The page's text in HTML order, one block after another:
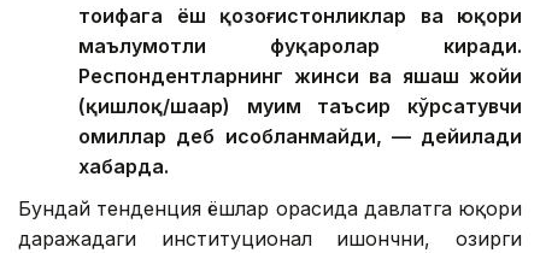
тоифага ёш қозоғистонликлар ва юқори
маълумотли фуқаролар киради.
Респондентларнинг жинси ва яшаш жойи
(қишлоқ/шаҳар) муҳим таъсир кўрсатувчи
омиллар деб ҳисобланмайди, — дейилади
хабарда.
Бундай тенденция ёшлар орасида давлатга юқори
даражадаги институционал ишончни, ҳозирги